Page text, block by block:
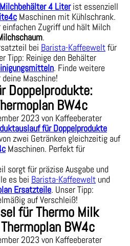
4 Literist essenziell
Maschinen mit Kühlschrank.
Zugriff und hält Milch
.
bei Barista-Kaffeeweltfür
Tipp: Reinige den Behälter
. Finde weitere
deine Maschine!
Doppelprodukte:
BW4c
2023 von Kaffeeberater
für Doppelprodukte
zwei Getränken gleichzeitig auf
Maschinen. Perfekt für
sorgt für präzise Ausgabe und
es bei Barista-Kaffeewelt und
Ersatzteile. Unser Tipp:
auf Verschleiß!
für Thermo Milk
BW4c
2023 von Kaffeeberater